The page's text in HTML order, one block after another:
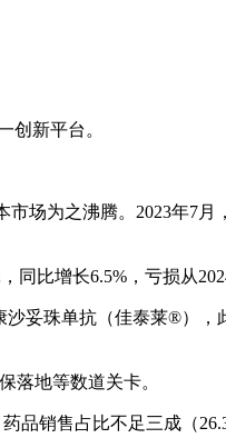
创新平台。
场为之沸腾。2023年7
比增长6.5%，亏损从
珠单抗（佳泰莱®），
落地等数道关卡。
品销售占比不足三成（